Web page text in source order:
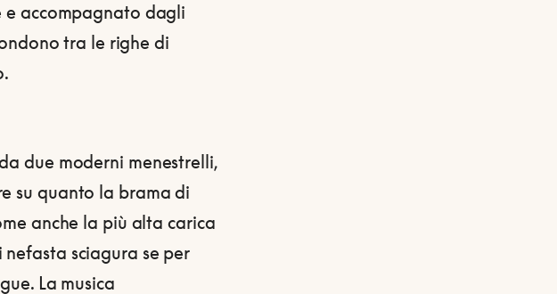
accompagnato dagli
tra le righe di
due moderni menestrelli,
su quanto la brama di
anche la più alta carica
sciagura se per
La musica